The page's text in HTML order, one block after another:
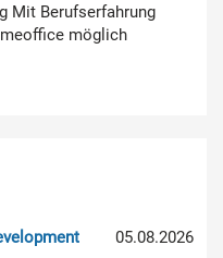
Mit Berufserfahrung
möglich
05.08.2026